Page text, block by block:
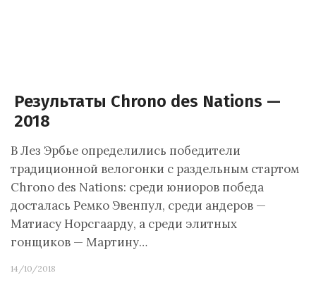
Результаты Chrono des Nations —
2018
В Лез Эрбье определились победители
традиционной велогонки с раздельным стартом
Chrono des Nations: среди юниоров победа
досталась Ремко Эвенпул, среди андеров —
Матиасу Норсгаарду, а среди элитных
гонщиков — Мартину…
14/10/2018